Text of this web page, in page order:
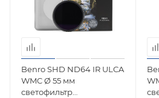
Benro SHD ND64 IR ULCA
WMC Ø 55 мм
светофильтр